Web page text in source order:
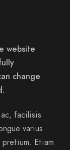
website
change
facilisis
varius.
Etiam